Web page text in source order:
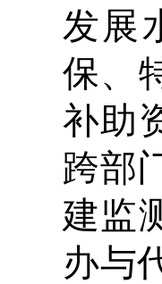
发展
保、
补助
跨部
建监
办与